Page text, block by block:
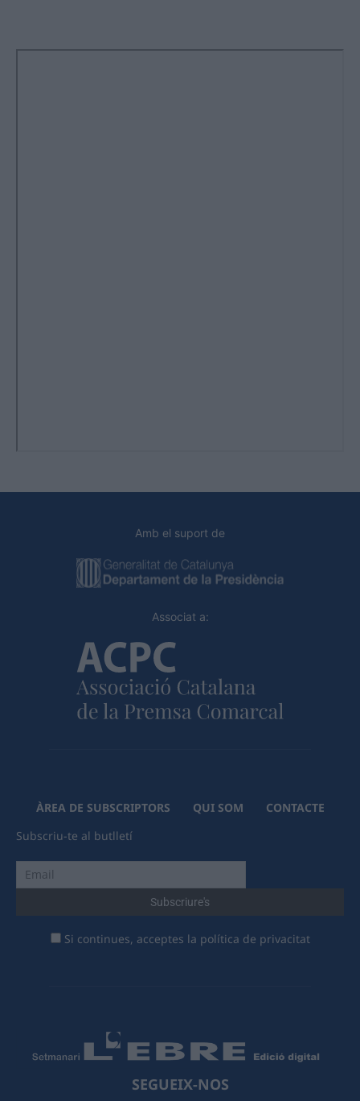
Amb el suport de
Associat a:
ÀREA DE SUBSCRIPTORS QUI SOM
CONTACTE
Subscriu-te al butlletí
Si continues, acceptes la política de privacitat
SEGUEIX-NOS